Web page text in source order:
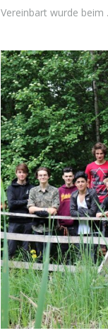
Vereinbart wurde beim